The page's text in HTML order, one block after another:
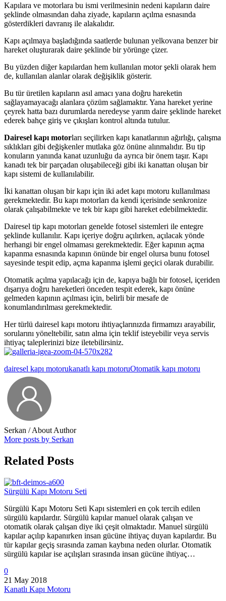
Kapılara ve motorlara bu ismi verilmesinin nedeni kapıların daire
şeklinde olmasından daha ziyade, kapıların açılma esnasında
gösterdikleri davranış ile alakalıdır.
Kapı açılmaya başladığında saatlerde bulunan yelkovana benzer bir
hareket oluşturarak daire şeklinde bir yörünge çizer.
Bu yüzden diğer kapılardan hem kullanılan motor şekli olarak hem
de, kullanılan alanlar olarak değişiklik gösterir.
Bu tür üretilen kapıların asıl amacı yana doğru hareketin
sağlayamayacağı alanlara çözüm sağlamaktır. Yana hareket yerine
çeyrek hatta bazı durumlarda neredeyse yarım daire şeklinde hareket
ederek bahçe giriş ve çıkışları kontrol altında tutulur.
Dairesel kapı motorları seçilirken kapı kanatlarının ağırlığı, çalışma
sıklıkları gibi değişkenler mutlaka göz önüne alınmalıdır. Bu tip
konuların yanında kanat uzunluğu da ayrıca bir önem taşır. Kapı
kanadı tek bir parçadan oluşabileceği gibi iki kanattan oluşan bir
kapı sistemi de kullanılabilir.
İki kanattan oluşan bir kapı için iki adet kapı motoru kullanılması
gerekmektedir. Bu kapı motorları da kendi içerisinde senkronize
olarak çalışabilmekte ve tek bir kapı gibi hareket edebilmektedir.
Dairesel tip kapı motorları genelde fotosel sistemleri ile entegre
şeklinde kullanılır. Kapı içeriye doğru açılırken, açılacak yönde
herhangi bir engel olmaması gerekmektedir. Eğer kapının açma
kapanma esnasında kapının önünde bir engel olursa bunu fotosel
sayesinde tespit edip, açma kapanma işlemi geçici olarak durabilir.
Otomatik açılma yapılacağı için de, kapıya bağlı bir fotosel, içeriden
dışarıya doğru hareketleri önceden tespit ederek, kapı önüne
gelmeden kapının açılması için, belirli bir mesafe de
konumlandırılması gerekmektedir.
Her türlü dairesel kapı motoru ihtiyaçlarınızda firmamızı arayabilir,
sorularını yöneltebilir, satın alma için teklif isteyebilir veya servis
ihtiyaç taleplerinizi bize iletebilirsiniz.
dairesel kapı motorukanatlı kapı motoruOtomatik kapı motoru
Serkan / About Author
More posts by Serkan
Related Posts
Sürgülü Kapı Motoru Seti
Sürgülü Kapı Motoru Seti Kapı sistemleri en çok tercih edilen
sürgülü kapılardır. Sürgülü kapılar manuel olarak çalışan ve
otomatik olarak çalışan diye iki çeşit olmaktadır. Manuel sürgülü
kapılar açılıp kapanırken insan gücüne ihtiyaç duyan kapılardır. Bu
tür kapılar geçiş sırasında zaman kaybına neden olurlar. Otomatik
sürgülü kapılar ise açılışları sırasında insan gücüne ihtiyaç…
0
21 May 2018
Kanatlı Kapı Motoru